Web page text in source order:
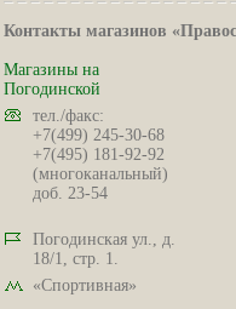
Контакты магазинов
Магазины на
Погодинской
тел./факс:
+7(499) 245-30-68
+7(495) 181-92-92
(многоканальный)
доб. 23-54
Погодинская ул., д.
18/1, стр. 1.
«Спортивная»